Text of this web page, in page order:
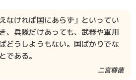
なければ国にあらず」といってい
、兵隊だけあっても、武器や軍用
どうしようもない。国ばかりでな
である。
二宮尊徳​​